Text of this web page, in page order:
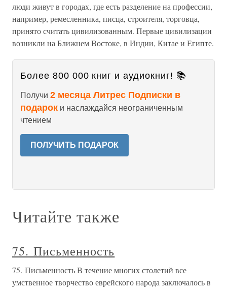
люди живут в городах, где есть разделение на профессии,
например, ремесленника, писца, строителя, торговца,
принято считать цивилизованным. Первые цивилизации
возникли на Ближнем Востоке, в Индии, Китае и Египте.
Более 800 000 книг и аудиокниг! 📚
Получи 2 месяца Литрес Подписки в
подарок и наслаждайся неограниченным
чтением
ПОЛУЧИТЬ ПОДАРОК
Читайте также
75. Письменность
75. Письменность В течение многих столетий все
умственное творчество еврейского народа заключалось в